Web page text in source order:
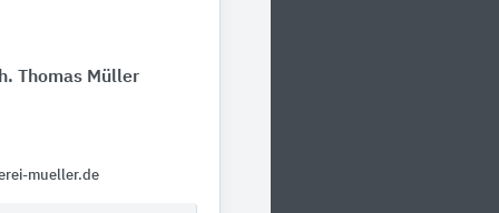
Thomas Müller
mueller.de